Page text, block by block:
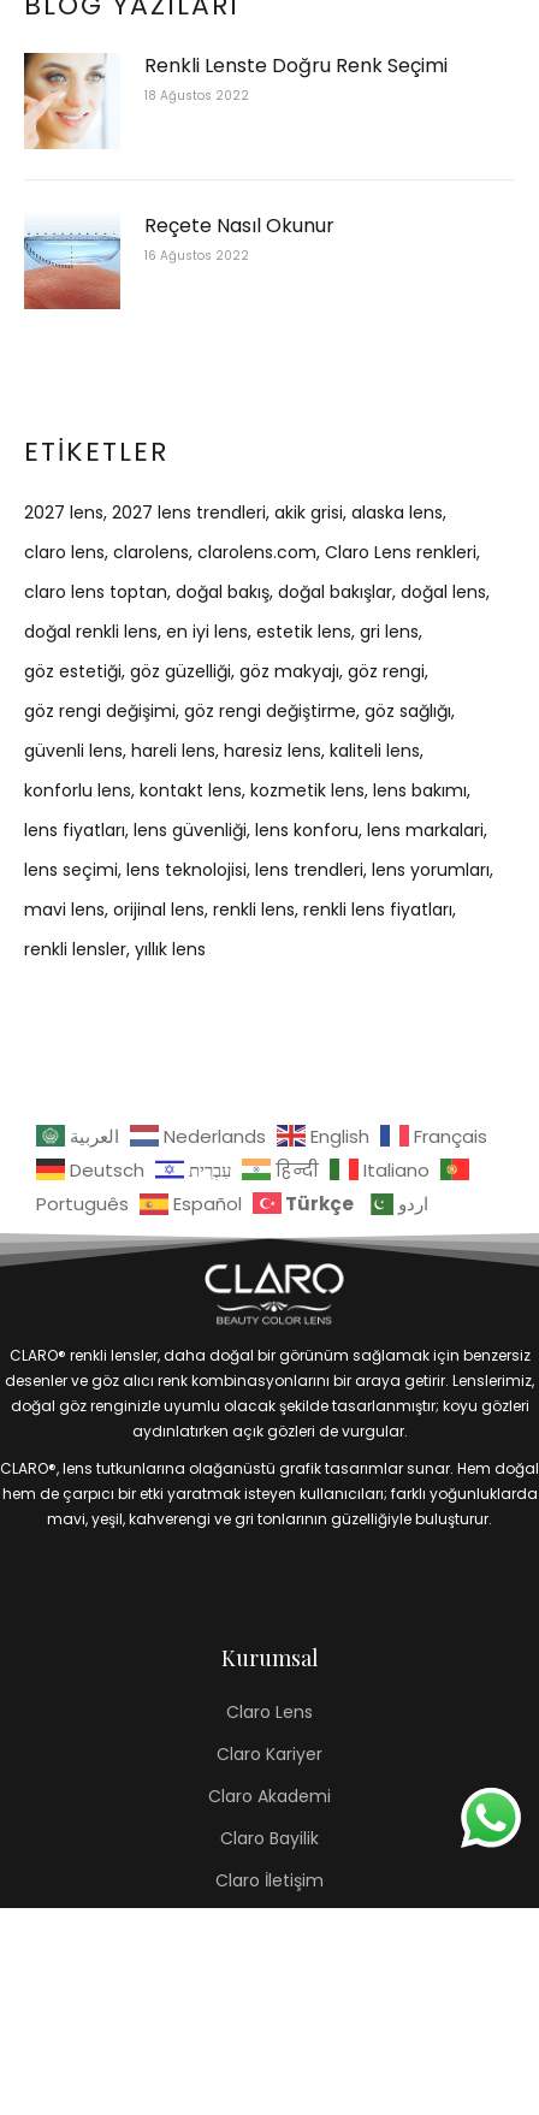
Renkli Lenste Doğru Renk Seçimi
18 Ağustos 2022
Reçete Nasıl Okunur
16 Ağustos 2022
ETIKETLER
2027 lens 2027 lens trendleri akik grisi alaska lens
claro lens clarolens clarolens.com Claro Lens renkleri
claro lens toptan doğal bakış doğal bakışlar doğal lens
doğal renkli lens en iyi lens estetik lens gri lens
göz estetiği göz güzelliği göz makyajı göz rengi
göz rengi değişimi göz rengi değiştirme göz sağlığı
güvenli lens hareli lens haresiz lens kaliteli lens
konforlu lens kontakt lens kozmetik lens lens bakımı
lens fiyatları lens güvenliği lens konforu lens markalari
lens seçimi lens teknolojisi lens trendleri lens yorumları
mavi lens orijinal lens renkli lens renkli lens fiyatları
renkli lensler yıllık lens
العربية Nederlands English
Français
Deutsch
עִבְרִית हिन्दी
Italiano
Português
Español Türkçe اردو
CLARO® renkli lensler, daha doğal bir görünüm sağlamak için benzersiz
desenler ve göz alıcı renk kombinasyonlarını bir araya getirir. Lenslerimiz,
doğal göz renginizle uyumlu olacak şekilde tasarlanmıştır; koyu gözleri
aydınlatırken açık gözleri de vurgular.
CLARO®, lens tutkunlarına olağanüstü grafik tasarımlar sunar. Hem doğal
hem de çarpıcı bir etki yaratmak isteyen kullanıcıları; farklı yoğunluklarda
mavi, yeşil, kahverengi ve gri tonlarının güzelliğiyle buluşturur.
Kurumsal
Claro Lens
Claro Kariyer
Claro Akademi
Claro Bayilik
Claro İletişim